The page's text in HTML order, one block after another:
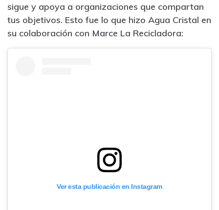
sigue y apoya a organizaciones que compartan
tus objetivos. Esto fue lo que hizo Agua Cristal en
su colaboración con Marce La Recicladora:
Ver esta publicación en Instagram